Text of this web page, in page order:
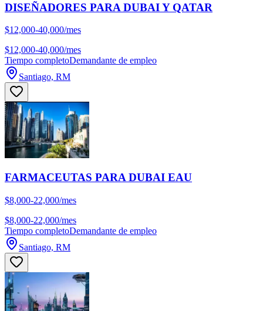
DISEÑADORES PARA DUBAI Y QATAR
$12,000-40,000/mes
$12,000-40,000/mes
Tiempo completoDemandante de empleo
Santiago, RM
FARMACEUTAS PARA DUBAI EAU
$8,000-22,000/mes
$8,000-22,000/mes
Tiempo completoDemandante de empleo
Santiago, RM